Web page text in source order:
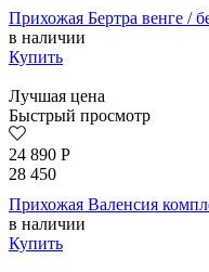
Прихожая Бертра венге /
в наличии
Купить
Лучшая цена
Быстрый просмотр
24 890 Р
28 450
Прихожая Валенсия
в наличии
Купить